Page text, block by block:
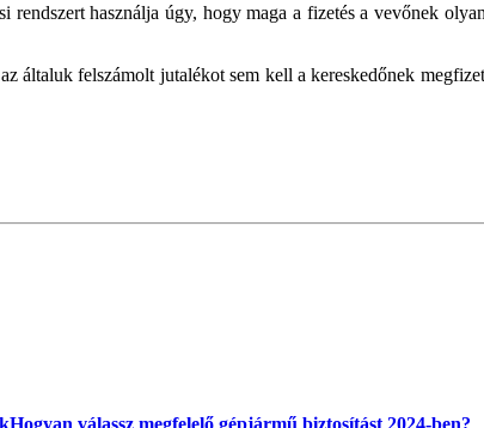
használja úgy, hogy maga a fizetés a vevőnek
általuk felszámolt jutalékot sem kell a kereskedőnek
Hogyan válassz megfelelő gépjármű biztosítást 2024-ben?